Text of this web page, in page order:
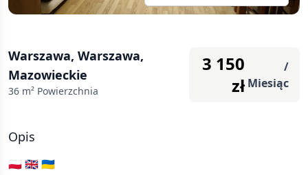
Warszawa, Warszawa,
Mazowieckie
36 m² Powierzchnia
3 150
zł
/
Miesiąc
Opis
🇵🇱 🇬🇧 🇺🇦